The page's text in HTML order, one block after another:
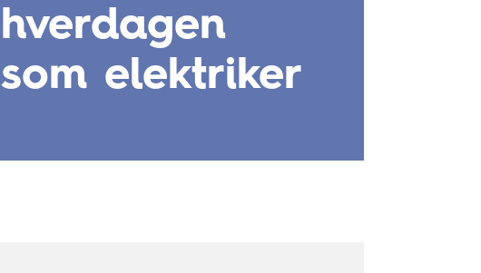
hverdagen
som elektriker